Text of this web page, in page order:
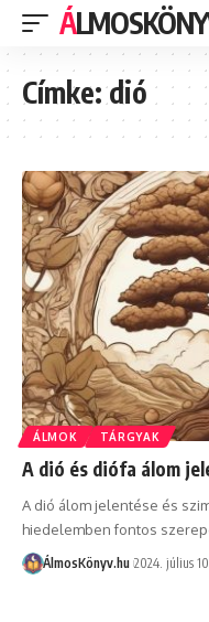
Címke:dió
ÁLMOK TÁRGYAK
A dió és diófa álom
A dió álom jelentése és
hiedelemben fontos
ÁlmosKönyv.hu 2024. július 10.